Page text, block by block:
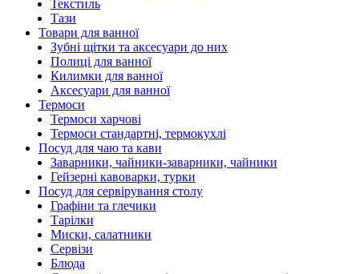
Текстиль
Тази
Товари для ванної
Зубні щітки та аксесуари до них
Полиці для ванної
Килимки для ванної
Аксесуари для ванної
Термоси
Термоси харчові
Термоси стандартні, термокухлі
Посуд для чаю та кави
Заварники, чайники-заварники, чайники
Гейзерні кавоварки, турки
Посуд для сервірування столу
Графіни та глечики
Тарілки
Миски, салатники
Сервізи
Блюда